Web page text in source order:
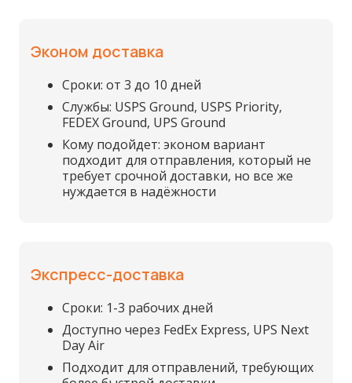
Эконом доставка
Сроки: от 3 до 10 дней
Службы: USPS Ground, USPS Priority,
FEDEX Ground, UPS Ground
Кому подойдет: эконом вариант
подходит для отправления, который не
требует срочной доставки, но все же
нуждается в надёжности
Экспресс-доставка
Сроки: 1-3 рабочих дней
Доступно через FedEx Express, UPS Next
Day Air
Подходит для отправлений, требующих